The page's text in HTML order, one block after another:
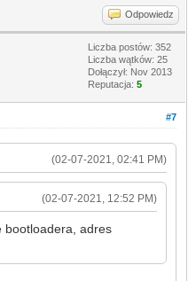
Odpowiedz
Liczba postów: 352
Liczba wątków: 25
Dołączył: Nov 2013
Reputacja: 5
#7
(02-07-2021, 02:41 PM)
(02-07-2021, 12:52 PM)
bootloadera, adres